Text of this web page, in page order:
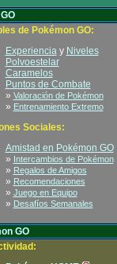
de Pokémon GO:
Experienciay Niveles
Polvoestelar
Caramelos
Puntos de Combate
» Valoración de Pokémon
» Entrenamiento Extremo
Sociales:
Amistad en Pokémon GO
» Intercambios de Pokémon
» Regalos de Amigos
» Recomendaciones
» Juego en Equipo
» Desafíos Semanales
GO